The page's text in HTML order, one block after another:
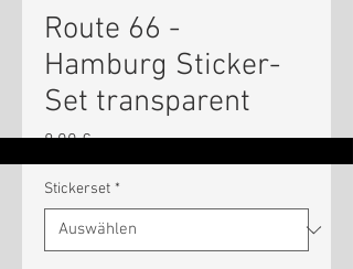
Route 66 -
Hamburg Sticker-
Set transparent
8,00 €Preis
Stickerset *